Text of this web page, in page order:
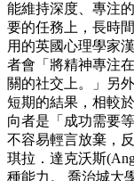
能維持深度、專注
要的任務上，長時
用的英國心理學家
者會「將精神專注
關的社交上。」另
短期的結果，相較
向者是「成功需要
不容易輕言放棄，
琪拉．達克沃斯
種能力。 喬治城大